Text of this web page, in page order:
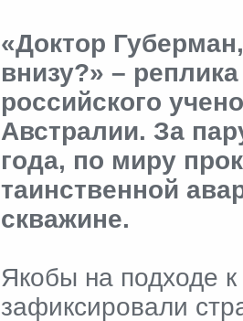
«Доктор
внизу?» –
российского
Австралии. За
года, по миру
таинственной
скважине.
Якобы на подходе
зафиксировали